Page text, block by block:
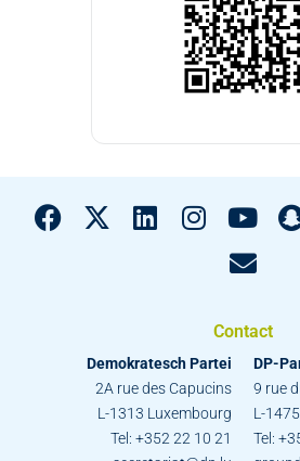
Contact
Demokratesch Partei
2A rue des Capucins
L-1313 Luxembourg
Tel: +352 22 10 21
DP-
9 rue
L-
Tel: